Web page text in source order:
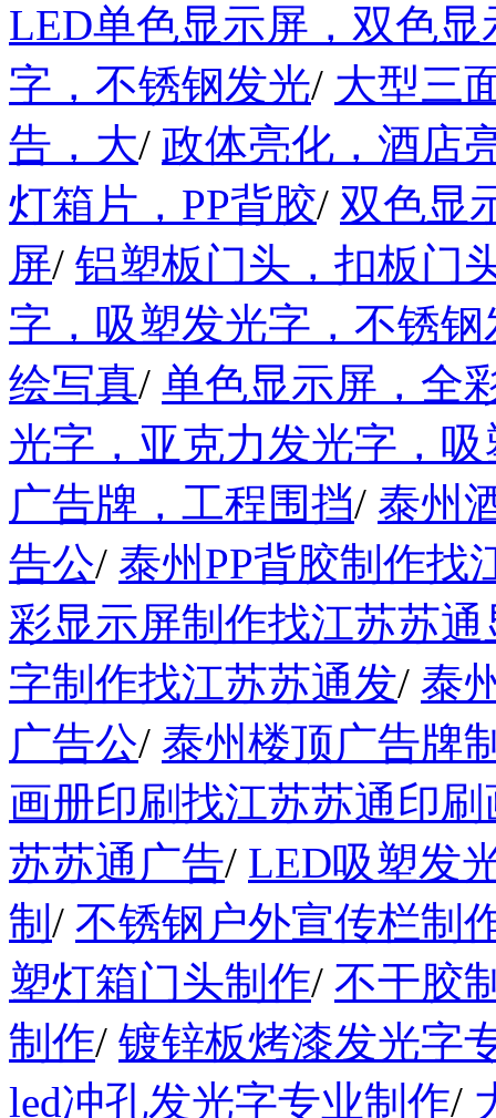
LED单色显示屏，双色显
字，不锈钢发光/ 大型三
告，大/ 政体亮化，酒店
灯箱片，PP背胶/ 双色显
屏/ 铝塑板门头，扣板门
字，吸塑发光字，不锈钢
绘写真/ 单色显示屏，全
光字，亚克力发光字，
广告牌，工程围挡/ 泰州
告公/ 泰州PP背胶制作找
彩显示屏制作找江苏苏
字制作找江苏苏通发/ 泰
广告公/ 泰州楼顶广告牌
画册印刷找江苏苏通印
苏苏通广告/ LED吸塑发
制 / 不锈钢户外宣传栏制
塑灯箱门头制作/ 不干胶
制作/ 镀锌板烤漆发光字
led冲孔发光字专业制作/